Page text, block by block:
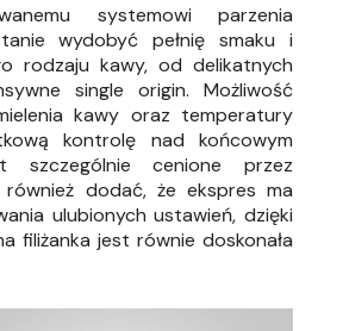
systemowi parzenia
wydobyć pełnię smaku i
rodzaju kawy, od delikatnych
single origin. Możliwość
kawy oraz temperatury
kontrolę nad końcowym
szczególnie cenione przez
również dodać, że ekspres ma
ulubionych ustawień, dzięki
filiżanka jest równie doskonała